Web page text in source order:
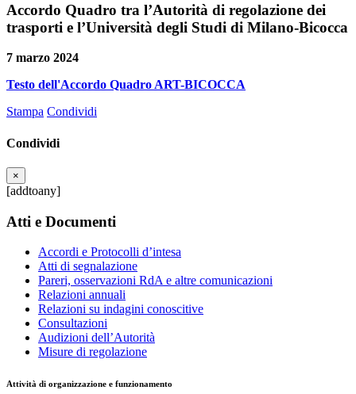
Accordo Quadro tra l’Autorità di regolazione dei
trasporti e l’Università degli Studi di Milano-Bicocca
7 marzo 2024
Testo dell'Accordo Quadro ART-BICOCCA
Stampa Condividi
Condividi
×
[addtoany]
Atti e Documenti
Accordi e Protocolli d’intesa
Atti di segnalazione
Pareri, osservazioni RdA e altre comunicazioni
Relazioni annuali
Relazioni su indagini conoscitive
Consultazioni
Audizioni dell’Autorità
Misure di regolazione
Attività di organizzazione e funzionamento